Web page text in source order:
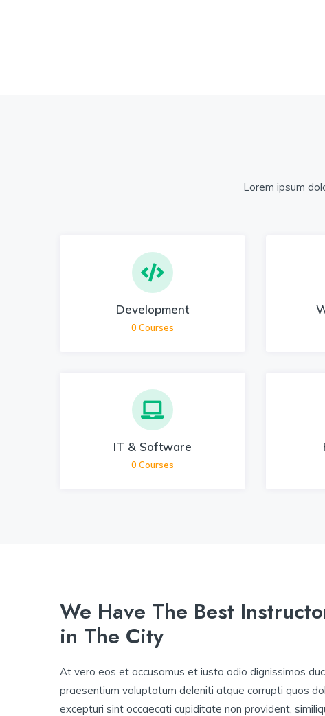
Lorem ipsum
Development
0 Courses
IT & Software
0 Courses
We Have The Best
in The City
At vero eos et accusamus et iusto odio dignissimos
praesentium voluptatum deleniti atque corrupti quos
excepturi sint occaecati cupiditate non provident,